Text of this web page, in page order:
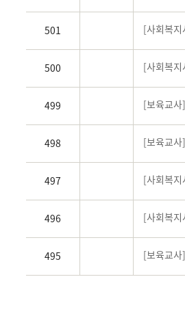
501 [사회복
500 [사회복
499 [보육교
498 [보육교사
497 [사회복
496 [사회복
495 [보육교